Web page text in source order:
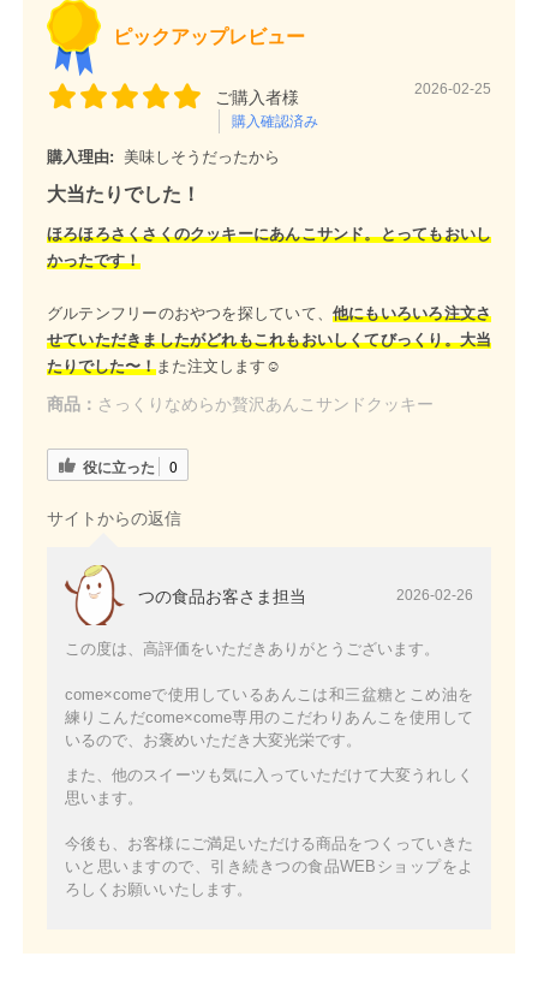
ピックアップレビュー
ご購入者様
購入確認済み
2026-02-25
購入理由: 美味しそうだったから
大当たりでした！
ほろほろさくさくのクッキーにあんこサンド。とってもおいし
かったです！
グルテンフリーのおやつを探していて、他にもいろいろ注文さ
せていただきましたがどれもこれもおいしくてびっくり。大当
たりでした〜！また注文します☺️
商品： さっくりなめらか贅沢あんこサンドクッキー
役に立った 0
サイトからの返信
つの食品お客さま担当 2026-02-26
この度は、高評価をいただきありがとうございます。
come×comeで使用しているあんこは和三盆糖とこめ油を
練りこんだcome×come専用のこだわりあんこを使用して
いるので、お褒めいただき大変光栄です。
また、他のスイーツも気に入っていただけて大変うれしく
思います。
今後も、お客様にご満足いただける商品をつくっていきた
いと思いますので、引き続きつの食品WEBショップをよ
ろしくお願いいたします。